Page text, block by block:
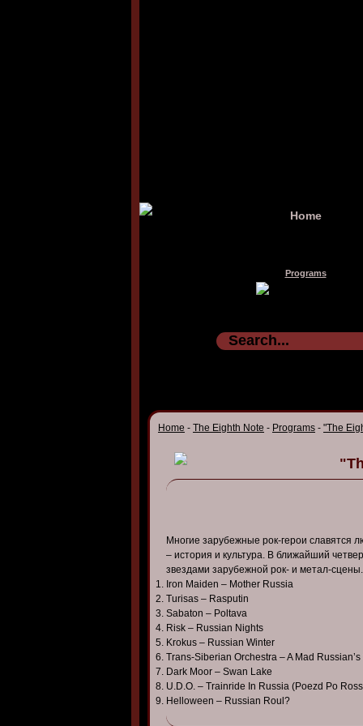
Home
Programs
Home - The Eighth Note - Programs - "The
Многие зарубежные рок-герои славятся
– история и культура. В ближайший
звездами зарубежной рок- и метал-сцены.
Iron Maiden – Mother Russia
Turisas – Rasputin
Sabaton – Poltava
Risk – Russian Nights
Krokus – Russian Winter
Trans-Siberian Orchestra – A Mad
Dark Moor – Swan Lake
U.D.O. – Trainride In Russia (Poezd Po
Helloween – Russian Roul?